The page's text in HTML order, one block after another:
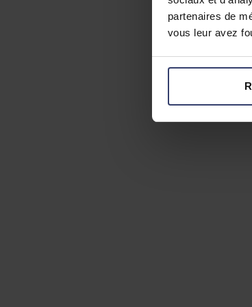
partenaires de
vous leur avez